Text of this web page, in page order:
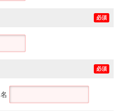
必須
必須
名